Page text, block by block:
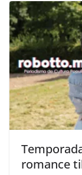
romance